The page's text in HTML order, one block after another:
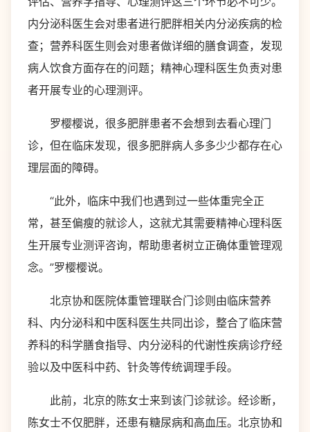
内分泌科医生会对患者进行肥胖相关内分泌疾病的检
查；营养科医生则会对患者做详细的膳食调查，发现
病人饮食方面存在的问题；精神心理科医生负责对患
者开展专业的心理测评。
罗樱樱说，很多肥胖患者不会想到去看心理门
诊，但在临床发现，很多肥胖病人多多少少都存在心
理层面的障碍。
“此外，临床中我们也遇到过一些体重完全正
常，甚至偏瘦的就诊人，这就尤其需要精神心理科医
生开展专业测评咨询，帮助患者树立正确体重管理观
念。”罗樱樱说。
北京协和医院体重管理联合门诊则由临床营养
科、内分泌科和中医科医生共同出诊，整合了临床营
养科的科学膳食指导、内分泌科的代谢性疾病诊疗经
验以及中医科中药、针灸等传统调理手段。
此前，北京的陈女士来到该门诊就诊。经诊断，
陈女士不仅肥胖，还患有糖尿病和高血压。北京协和